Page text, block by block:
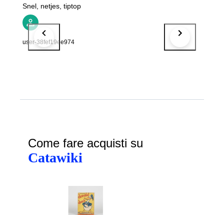
Snel, netjes, tiptop
user-38fef19ee974
Come fare acquisti su
Catawiki